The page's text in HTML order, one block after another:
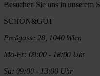
Besuchen Sie uns in unserem
SCHÖN&GUT
Preßgasse 28, 1040 Wien
Mo-Fr: 09:00 - 18:00 Uhr
Sa: 09:00 - 13:00 Uhr